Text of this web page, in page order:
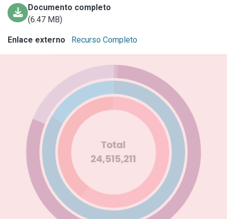
Documento completo
(6.47 MB)
Enlace externo Recurso Completo